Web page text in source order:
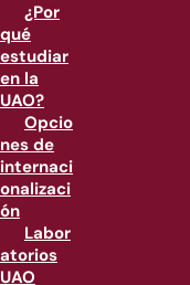
¿Por
qué
estudiar
en la
UAO?
Opcio
nes de
internaci
onalizaci
ón
Labor
atorios
UAO